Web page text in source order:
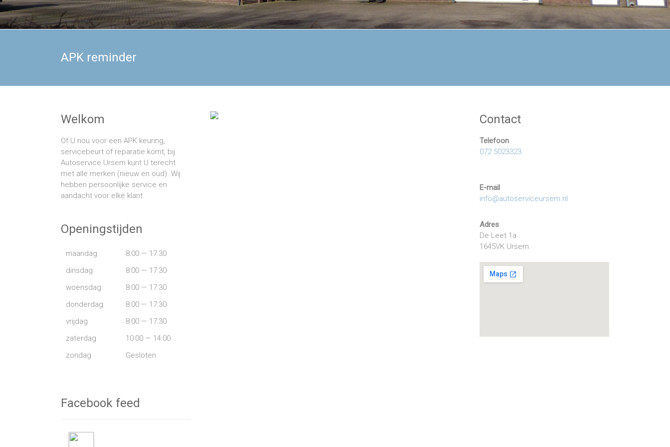
APK reminder
Welkom
Of U nou voor een APK keuring,
servicebeurt of reparatie komt, bij
Autoservice Ursem kunt U terecht
met alle merken (nieuw en oud). Wij
hebben persoonlijke service en
aandacht voor elke klant.
Openingstijden
maandag
8:00 — 17:30
dinsdag
8:00 — 17:30
woensdag
8:00 — 17:30
donderdag
8:00 — 17:30
vrijdag
8:00 — 17:30
zaterdag
10:00 — 14:00
zondag
Gesloten
Facebook feed
Contact
Telefoon
072 5023323
E-mail
info@autoserviceursem.nl
Adres
De Leet 1a
1645VK Ursem